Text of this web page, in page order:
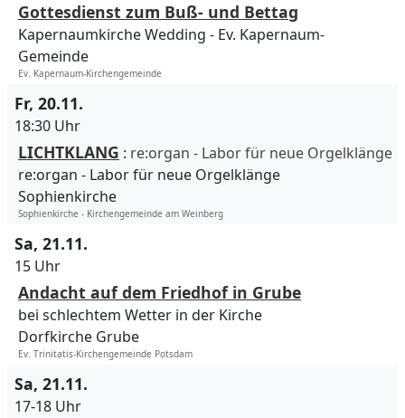
Gottesdienst zum Buß- und Bettag
Kapernaumkirche Wedding
Ev. Kapernaum-
Gemeinde
Ev. Kapernaum-Kirchengemeinde
Fr, 20.11.
18:30 Uhr
LICHTKLANG : re:organ - Labor für neue Orgelklänge
re:organ - Labor für neue Orgelklänge
Sophienkirche
Sophienkirche - Kirchengemeinde am Weinberg
Sa, 21.11.
15 Uhr
Andacht auf dem Friedhof in Grube
bei schlechtem Wetter in der Kirche
Dorfkirche Grube
Ev. Trinitatis-Kirchengemeinde Potsdam
Sa, 21.11.
17-18 Uhr